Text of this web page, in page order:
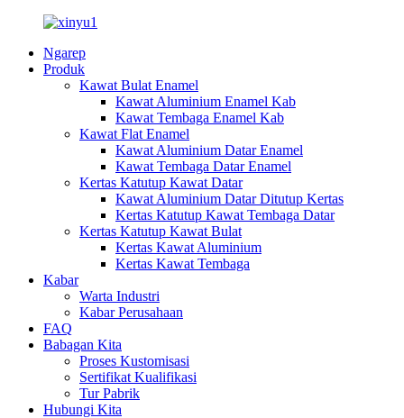
Ngarep
Produk
Kawat Bulat Enamel
Kawat Aluminium Enamel Kab
Kawat Tembaga Enamel Kab
Kawat Flat Enamel
Kawat Aluminium Datar Enamel
Kawat Tembaga Datar Enamel
Kertas Katutup Kawat Datar
Kawat Aluminium Datar Ditutup Kertas
Kertas Katutup Kawat Tembaga Datar
Kertas Katutup Kawat Bulat
Kertas Kawat Aluminium
Kertas Kawat Tembaga
Kabar
Warta Industri
Kabar Perusahaan
FAQ
Babagan Kita
Proses Kustomisasi
Sertifikat Kualifikasi
Tur Pabrik
Hubungi Kita